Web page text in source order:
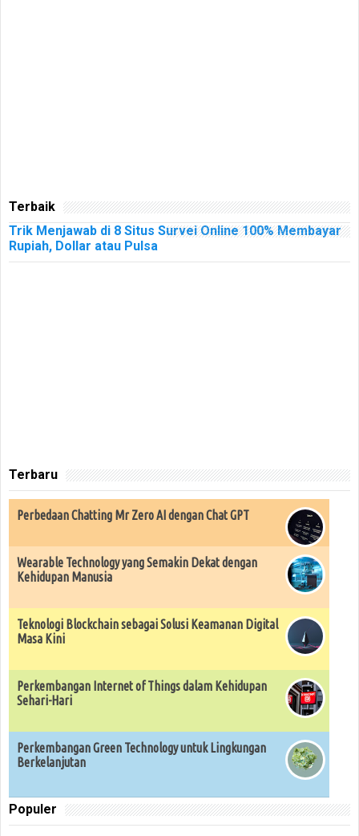
Terbaik
Trik Menjawab di 8 Situs Survei Online 100% Membayar
Rupiah, Dollar atau Pulsa
Terbaru
Perbedaan Chatting Mr Zero AI dengan Chat GPT
Wearable Technology yang Semakin Dekat dengan
Kehidupan Manusia
Teknologi Blockchain sebagai Solusi Keamanan Digital
Masa Kini
Perkembangan Internet of Things dalam Kehidupan
Sehari-Hari
Perkembangan Green Technology untuk Lingkungan
Berkelanjutan
Populer